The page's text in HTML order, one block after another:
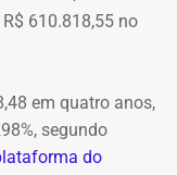
por
2021.
saindo cinco
610.818,55 no
em quatro anos,
segundo
do